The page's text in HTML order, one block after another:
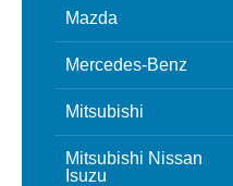
Mazda
Mercedes-Benz
Mitsubishi
Mitsubishi Nissan
Isuzu